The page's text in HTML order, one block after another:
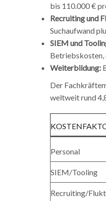
bis 110.000 €
Recruiting und
Suchaufwand
SIEM und
Betriebskosten,
Weiterbildung:
Der
weltweit rund
Personal
SIEM/Tooling
Recruiting/